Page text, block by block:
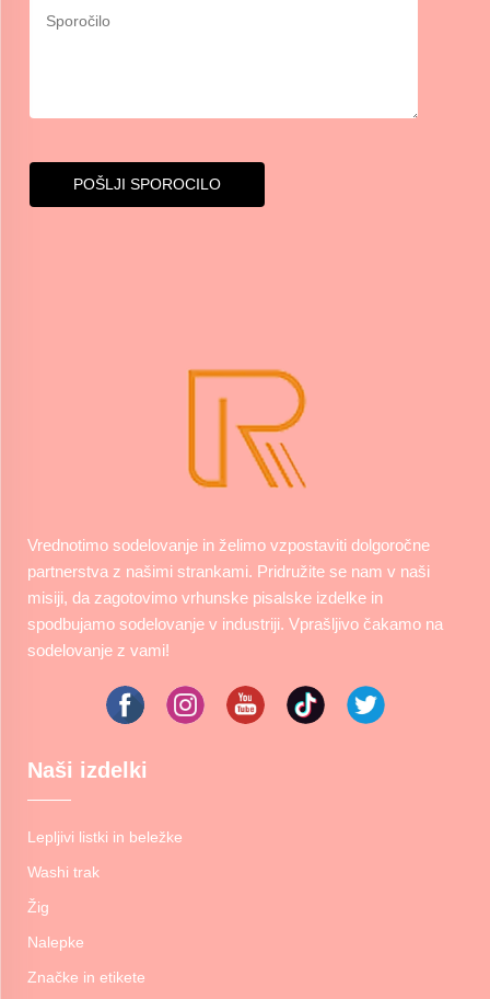
POŠLJI SPOROCILO
Vrednotimo sodelovanje in želimo vzpostaviti dolgoročne
partnerstva z našimi strankami. Pridružite se nam v naši
misiji, da zagotovimo vrhunske pisalske izdelke in
spodbujamo sodelovanje v industriji. Vprašljivo čakamo na
sodelovanje z vami!
Naši izdelki
Lepljivi listki in beležke
Washi trak
Žig
Nalepke
Značke in etikete